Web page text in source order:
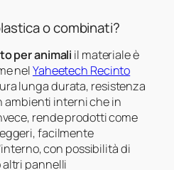
o combinati?
per animali il materiale è
nelYaheetech Recinto
lunga durata, resistenza
ambienti interni che in
rende prodotti come
facilmente
con possibilità di
pannelli